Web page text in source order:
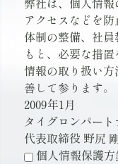
アクセスなどを
体制の整備、社
もと、必要な措
情報の取り扱い
善して参ります。
2009年1月
タイグロンパー
代表取締役 野尻
個人情報保護